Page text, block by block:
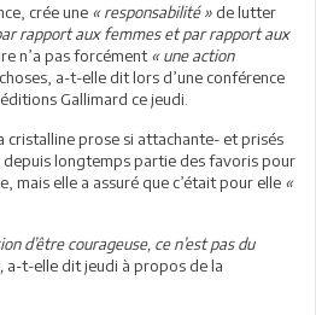
crée une « responsabilité » de lutter
rapport aux femmes et par rapport aux
n’a pas forcément« une action
a-t-elle dit lors d’une conférence
Gallimard ce jeudi.
cristalline prose si attachante- et prisés
depuis longtemps partie des favoris pour
mais elle a assuré que c’était pour elle «
d’être courageuse, ce n’est pas du
a-t-elle dit jeudi à propos de la